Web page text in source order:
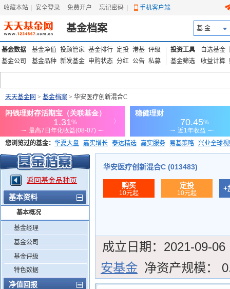
收藏本站 安全登录 免费开户 忘记密码 手机客户端
基金档案 基 金
基金数据 基金净值 投顾管家 基金排行 定投 港基 评级
基金公司
基金品种 新发基金 申购状态 分红 公告 私募
投资工具 自选基金
基金筛选
收益计算
天天基金网 > 基金档案 > 华安医疗创新混合C
您浏览过的基金： 华夏大盘 嘉实增长 泰达精选 嘉实服务 易基策略 兴业全球
添富优势 华安宏利 上证180价值ETF
返回基金品种页
基本资料
基本概况
基金经理
基金公司
基金评级
特色数据
净值回报
华安医疗创新混合C (013483)
购买
10元起
定投
10元起
+
成立日期： 2021-09-06
安基金 净资产规模：